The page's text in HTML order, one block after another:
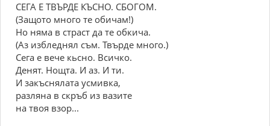
СЕГА Е ТВЪРДЕ КЪСНО. СБОГОМ.
(Защото много те обичам!)
Но няма в страст да те обкича.
(Аз избледнял съм. Твърде много.)
Сега е вече кьсно. Всичко.
Денят. Нощта. И аз. И ти.
И закъснялата усмивка,
разляна в скръб из вазите
на твоя взор...